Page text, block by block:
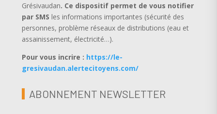
Grésivaudan. Ce dispositif permet de vous notifier
par SMS les informations importantes (sécurité des
personnes, problème réseaux de distributions (eau et
assainissement, électricité…).
Pour vous incrire : https://le-
gresivaudan.alertecitoyens.com/
ABONNEMENT NEWSLETTER